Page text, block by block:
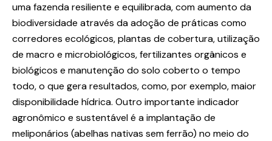
uma fazenda resiliente e equilibrada, com aumento da
biodiversidade através da adoção de práticas como
corredores ecológicos, plantas de cobertura, utilização
de macro e microbiológicos, fertilizantes orgânicos e
biológicos e manutenção do solo coberto o tempo
todo, o que gera resultados, como, por exemplo, maior
disponibilidade hídrica. Outro importante indicador
agronômico e sustentável é a implantação de
meliponários (abelhas nativas sem ferrão) no meio do